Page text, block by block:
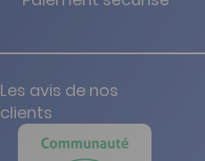
Les avis de nos
clients